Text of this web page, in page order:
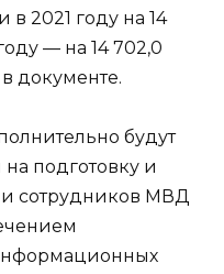
2021 году на 14
— на 14 702,0
документе.
будут
подготовку и
сотрудников МВД